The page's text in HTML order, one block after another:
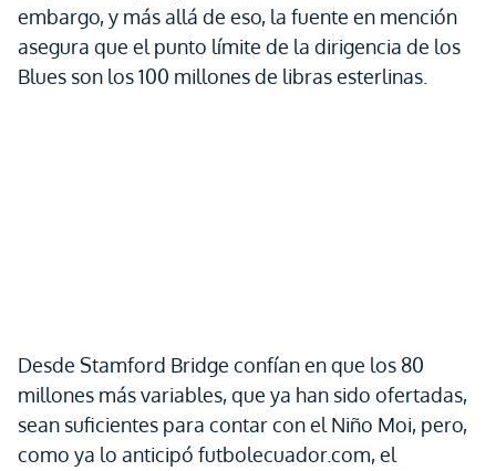
embargo, y más allá de eso, la fuente en mención
asegura que el punto límite de la dirigencia de los
Blues son los 100 millones de libras esterlinas.
Desde Stamford Bridge confían en que los 80
millones más variables, que ya han sido ofertadas,
sean suficientes para contar con el Niño Moi, pero,
como ya lo anticipó futbolecuador.com, el